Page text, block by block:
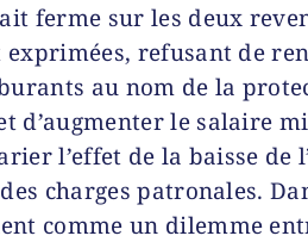
ferme sur les deux
refusant de
au nom de la
d’augmenter le salaire
l’effet de la baisse de
charges patronales.
comme un dilemme